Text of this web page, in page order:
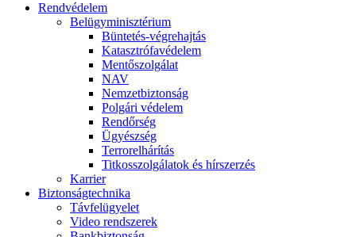
Rendvédelem
Belügyminisztérium
Büntetés-végrehajtás
Katasztrófavédelem
Mentőszolgálat
NAV
Nemzetbiztonság
Polgári védelem
Rendőrség
Ügyészség
Terrorelhárítás
Titkosszolgálatok és hírszerzés
Karrier
Biztonságtechnika
Távfelügyelet
Video rendszerek